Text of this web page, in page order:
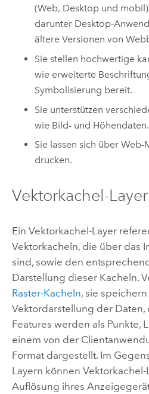
(Web, Desktop und
darunter Desktop-
ältere Versionen von
Sie stellen hochwertige
wie erweiterte
Symbolisierung bereit.
Sie unterstützen
wie Bild- und Höhendaten.
Sie lassen sich über
drucken.
Vektorkachel-Layer
Ein Vektorkachel-Layer
Vektorkacheln, die über das
sind, sowie den
Darstellung dieser Kacheln.
Raster-Kacheln, sie
Vektordarstellung der Daten,
Features werden als Punkte,
einem von der
Format dargestellt. Im
Layern können Vektorkachel-
Auflösung ihres